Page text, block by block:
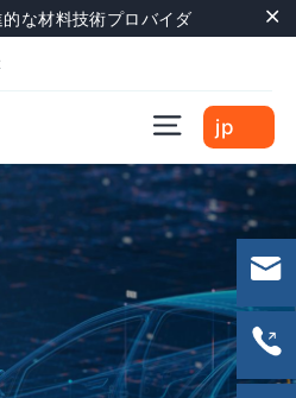
な材料技術プロバイダ
Site
jp